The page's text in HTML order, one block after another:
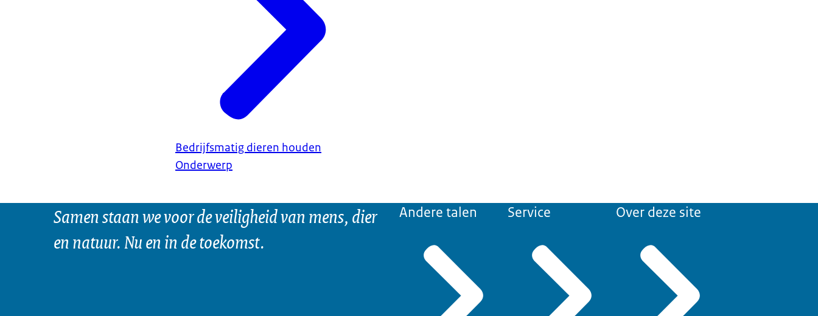
Bedrijfsmatig dieren houden
Onderwerp
Samen staan we voor de veiligheid van mens, dier
en natuur. Nu en in de toekomst.
Andere talen Service Over deze site